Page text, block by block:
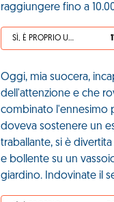
raggiungere fino a
SÌ, È PROPRIO UNA VDM! 11
Oggi, mia suocera,
dell'attenzione e che
combinato l'ennesimo
doveva sostenere un
traballante, si è
e bollente su un
giardino. Indovinate il